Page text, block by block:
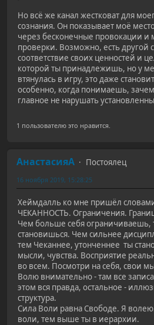
Но всё же канал жестковат для
сознания. Он показывает моё
через бесконечные провокации и
проверки. Возможно, есть другой
соответствие своих ценностей и
которой ты принадлежишь, но у
втянулась в игру, это даже
особенно, когда понимаешь,
главное не нарушать
1 пользователю это нравится.
АнастасияА
Постоялец
16 ноября 2019, 15:28:25
Хеймдалль ко мне пришёл
ЧЕКАННОСТЬ. Ограничения.
Чем больше себя
становишься. Чем сильнее
тем Чеканнее, утонченнее ты
мысли, чувства. Восприятие
во всем. Посмотри на себя, свои
Волю внимательно - там все
этом вся правда, остальное -
структура.
Сила Воли равна Свободе. Я
воли, тем выше ты в иерархии.